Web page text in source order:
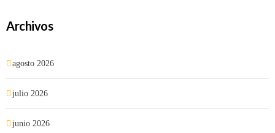
Archivos
agosto 2026
julio 2026
junio 2026